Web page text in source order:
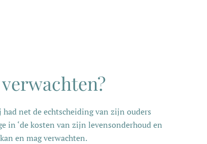
net de echtscheiding van zijn ouders
in ‘de kosten van zijn levensonderhoud en
en mag verwachten.